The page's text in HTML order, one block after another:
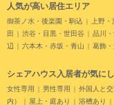
人気が高い居住エリア
御茶ノ水・後楽園・駒込 上野
田
渋谷・目黒・世田谷 品川
辺
六本木・赤坂・青山 葛飾
シェアハウス入居者が気に
女性専用 男性専用 外国人と交
内）
屋上・庭あり 浴槽あり